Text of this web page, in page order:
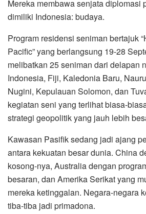
Mereka membawa senjata diplomasi
dimiliki Indonesia: budaya.
Program residensi seniman bertajuk
Pacific” yang berlangsung 19-28
melibatkan 25 seniman dari delapan
Indonesia, Fiji, Kaledonia Baru,
Nugini, Kepulauan Solomon, dan
kegiatan seni yang terlihat biasa-
strategi geopolitik yang jauh lebih
Kawasan Pasifik sedang jadi ajang
antara kekuatan besar dunia. China
kosong-nya, Australia dengan
besaran, dan Amerika Serikat yang
mereka ketinggalan. Negara-negara
tiba-tiba jadi primadona.